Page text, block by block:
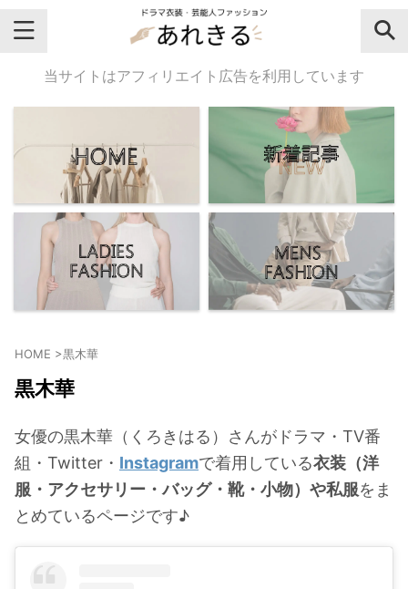
＼芸能人名・ドラマ名で検索♪／
気になるドラマ名や芸能人名でおし
ゃれなドラマ衣装・ファッションを
チェックしてね♪
【よく検索されてる女性芸能人】
・有村架純
・
広瀬すず
・川口春奈
・石原さとみ
・ 広瀬アリス
・ 松本若菜
・永野芽郁
・波瑠
当サイトはアフィリエイト広告を利用しています
HOME >黒木華
黒木華
女優の黒木華（くろきはる）さんがドラマ・TV番
組・Twitter・ Instagramで着用している衣装（洋
服・アクセサリー・バッグ・靴・小物）や私服をま
とめているページです♪